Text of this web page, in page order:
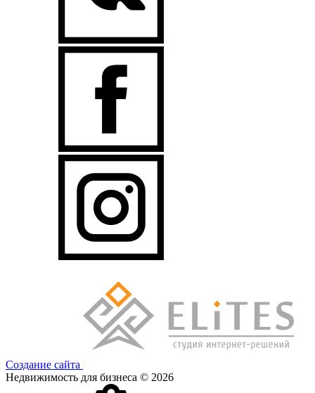
Создание сайта
Недвижимость для бизнеса © 2026